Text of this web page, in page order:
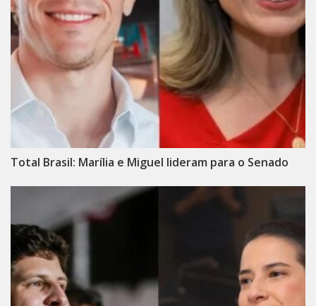
Total Brasil: Marília e Miguel lideram para o Senado